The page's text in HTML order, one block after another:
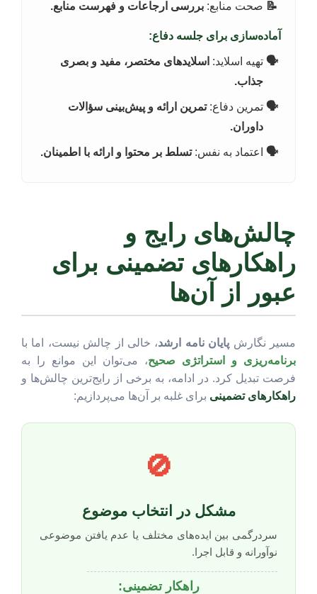
صحت منابع: بررسی ارجاعات و فهرست منابع.
آماده‌سازی برای جلسه دفاع:
تهیه اسلاید: اسلایدهای مختصر، مفید و بصری
جذاب.
تمرین دفاع: تمرین ارائه و پیش‌بینی سؤالات
داوران.
اعتماد به نفس: تسلط بر محتوا و ارائه با اطمینان.
چالش‌های رایج و
راهکارهای تضمینی برای
عبور از آن‌ها
مسیر نگارش پایان نامه ارشد، خالی از چالش نیست، اما با
برنامه‌ریزی و استراتژی صحیح، می‌توان این موانع را به
فرصت تبدیل کرد. در ادامه، به برخی از رایج‌ترین چالش‌ها و
راهکارهای تضمینی برای غلبه بر آن‌ها می‌پردازیم:
🚫
مشکل در انتخاب موضوع
سردرگمی بین ایده‌های مختلف یا عدم یافتن موضوعی
نوآورانه و قابل اجرا.
راهکار تضمینی: